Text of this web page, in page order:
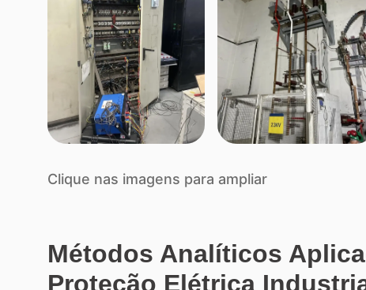
Clique nas imagens para ampliar
Métodos Analíticos
Proteção Elétrica